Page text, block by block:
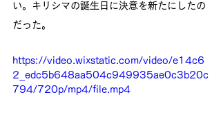
い。キリシマの誕生日に決意を新たにしたの
だった。
https://video.wixstatic.com/video/e14c6
2_edc5b648aa504c949935ae0c3b20c
794/720p/mp4/file.mp4